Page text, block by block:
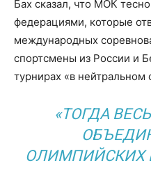
Бах сказал, что МОК
федерациями, которые
международных
спортсмены из России и
турнирах «в нейтральном
«ТОГДА
ОЛИМПИЙСКИХ